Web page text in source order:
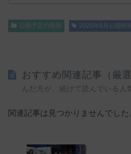
公開予定の映画 2020年8月公開映
おすすめ関連記事（厳
んだ方が、続けて読んでいる人
関連記事は見つかりませんでした